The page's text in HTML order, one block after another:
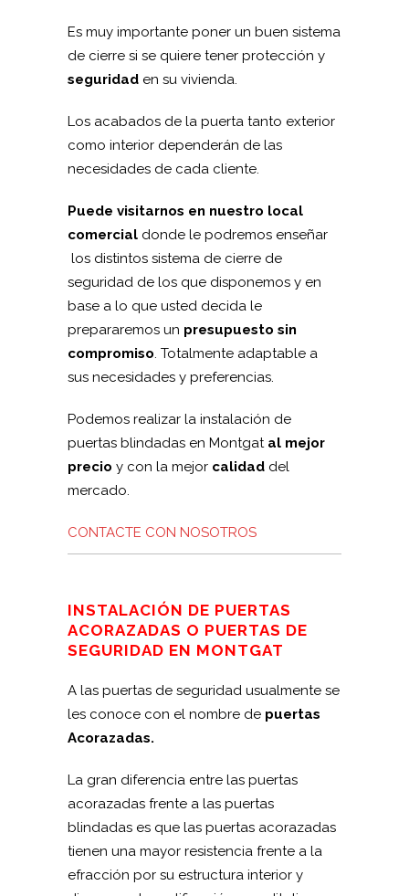
Es muy importante poner un buen sistema
de cierre si se quiere tener protección y
seguridad en su vivienda.
Los acabados de la puerta tanto exterior
como interior dependerán de las
necesidades de cada cliente.
Puede visitarnos en nuestro local
comercial donde le podremos enseñar
los distintos sistema de cierre de
seguridad de los que disponemos y en
base a lo que usted decida le
prepararemos un presupuesto sin
compromiso. Totalmente adaptable a
sus necesidades y preferencias.
Podemos realizar la instalación de
puertas blindadas en Montgat al mejor
precio y con la mejor calidad del
mercado.
CONTACTE CON NOSOTROS
INSTALACIÓN DE PUERTAS
ACORAZADAS O PUERTAS DE
SEGURIDAD EN MONTGAT
A las puertas de seguridad usualmente se
les conoce con el nombre de puertas
Acorazadas.
La gran diferencia entre las puertas
acorazadas frente a las puertas
blindadas es que las puertas acorazadas
tienen una mayor resistencia frente a la
efracción por su estructura interior y